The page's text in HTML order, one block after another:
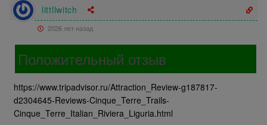
littllwitch
2026 лет назад
Положительный отзыв
https://www.tripadvisor.ru/Attraction_Review-g187817-
d2304645-Reviews-Cinque_Terre_Trails-
Cinque_Terre_Italian_Riviera_Liguria.html